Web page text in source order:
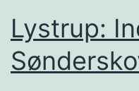
Lystrup: